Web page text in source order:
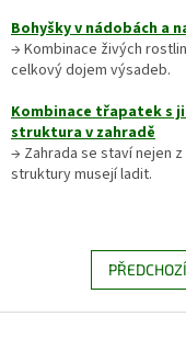
Bohyšky v nádobách a
→ Kombinace živých
celkový dojem výsadeb.
Kombinace třapatek s
struktura v zahradě
→ Zahrada se staví nejen
struktury musejí ladit.